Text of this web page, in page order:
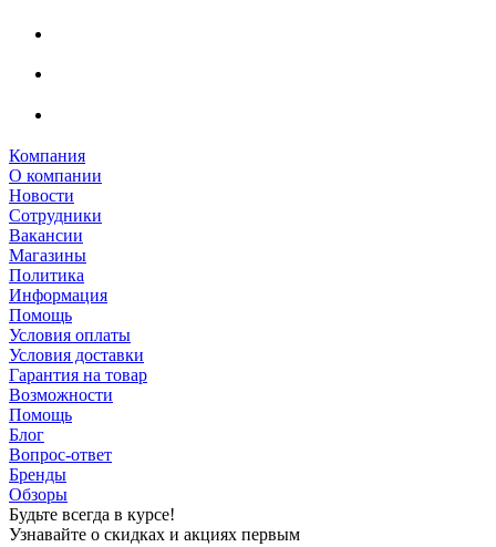
Компания
О компании
Новости
Сотрудники
Вакансии
Магазины
Политика
Информация
Помощь
Условия оплаты
Условия доставки
Гарантия на товар
Возможности
Помощь
Блог
Вопрос-ответ
Бренды
Обзоры
Будьте всегда в курсе!
Узнавайте о скидках и акциях первым